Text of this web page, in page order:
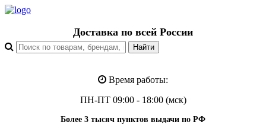
Доставка по всей России
Время работы:
ПН-ПТ 09:00 - 18:00 (мск)
Более 3 тысяч пунктов выдачи по РФ